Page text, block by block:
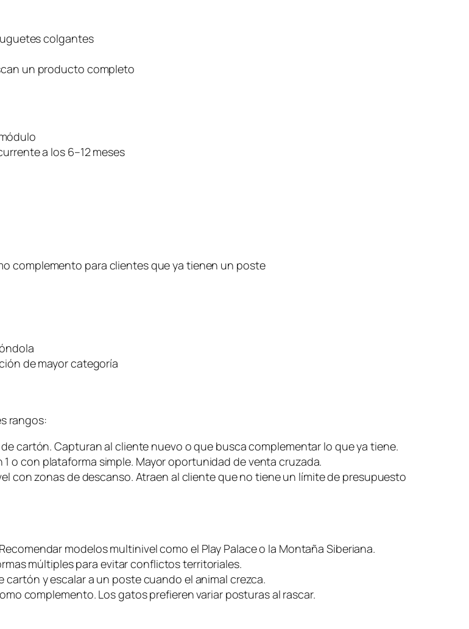
colgantes
un producto completo
a los 6–12 meses
complemento para clientes que ya tienen un poste
de mayor categoría
rangos:
cartón. Capturan al cliente nuevo o que busca complementar lo que ya tiene.
o con plataforma simple. Mayor oportunidad de venta cruzada.
con zonas de descanso. Atraen al cliente que no tiene un límite de presupuesto
modelos multinivel como el Play Palace o la Montaña Siberiana.
múltiples para evitar conflictos territoriales.
y escalar a un poste cuando el animal crezca.
complemento. Los gatos prefieren variar posturas al rascar.